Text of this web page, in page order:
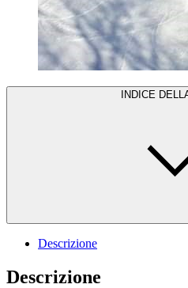
INDICE
Descrizione
Descrizione